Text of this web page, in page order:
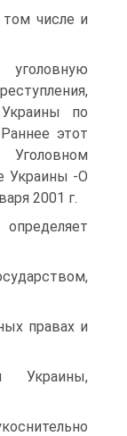
числе и
по
этот
Украины -О
2001 г.
правах и
Украины,